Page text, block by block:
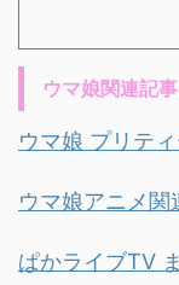
ウマ娘関連記
ウマ娘 プリテ
ウマ娘アニメ関
ぱかライブTV